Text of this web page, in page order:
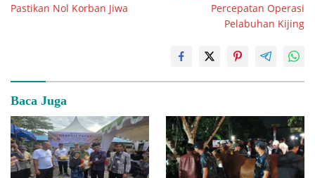
Pastikan Nol Korban Jiwa
Percepatan Operasi
Pelabuhan Kijing
Baca Juga